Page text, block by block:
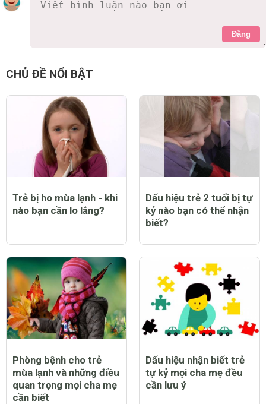
Đăng
CHỦ ĐỀ NỔI BẬT
Trẻ bị ho mùa lạnh - khi
nào bạn cần lo lắng?
Dấu hiệu trẻ 2 tuổi bị tự
kỷ nào bạn có thể nhận
biết?
Phòng bệnh cho trẻ
mùa lạnh và những điều
quan trọng mọi cha mẹ
cần biết
Dấu hiệu nhận biết trẻ
tự kỷ mọi cha mẹ đều
cần lưu ý